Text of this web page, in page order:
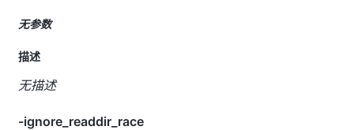
无参数
描述
无描述
-ignore_readdir_race